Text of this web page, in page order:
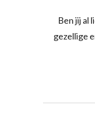
Ben jij al
gezellige